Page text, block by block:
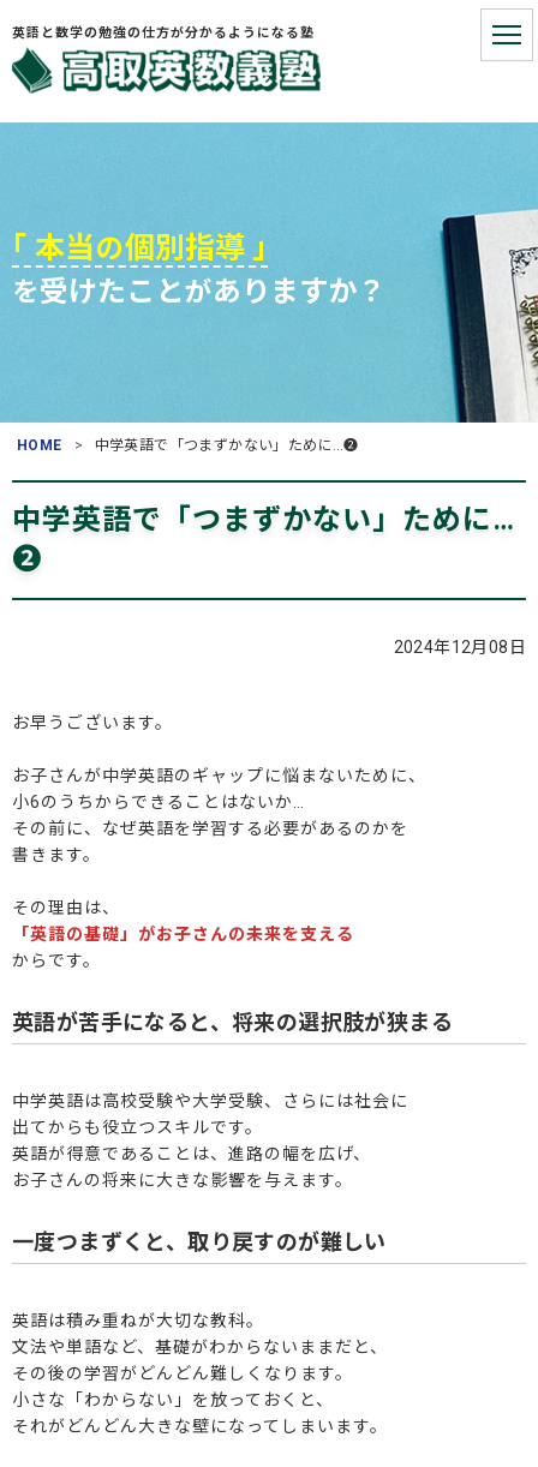
英語と数学の勉強の仕方が分かるようになる塾
｢ 本当の個別指導 ｣
を受けたことがありますか？
HOME 中学英語で「つまずかない」ために…❷
中学英語で「つまずかない」ために…
❷
2024年12月08日
お早うございます。
お子さんが中学英語のギャップに悩まないために、
小6のうちからできることはないか…
その前に、なぜ英語を学習する必要があるのかを
書きます。
その理由は、
「英語の基礎」がお子さんの未来を支える
からです。
英語が苦手になると、将来の選択肢が狭まる
中学英語は高校受験や大学受験、さらには社会に
出てからも役立つスキルです。
英語が得意であることは、進路の幅を広げ、
お子さんの将来に大きな影響を与えます。
一度つまずくと、取り戻すのが難しい
英語は積み重ねが大切な教科。
文法や単語など、基礎がわからないままだと、
その後の学習がどんどん難しくなります。
小さな「わからない」を放っておくと、
それがどんどん大きな壁になってしまいます。
こういうお悩みないですか?
お悩みを解決する3つの手順
よくある質問(入塾・授業料など)
アクセス
ブログ